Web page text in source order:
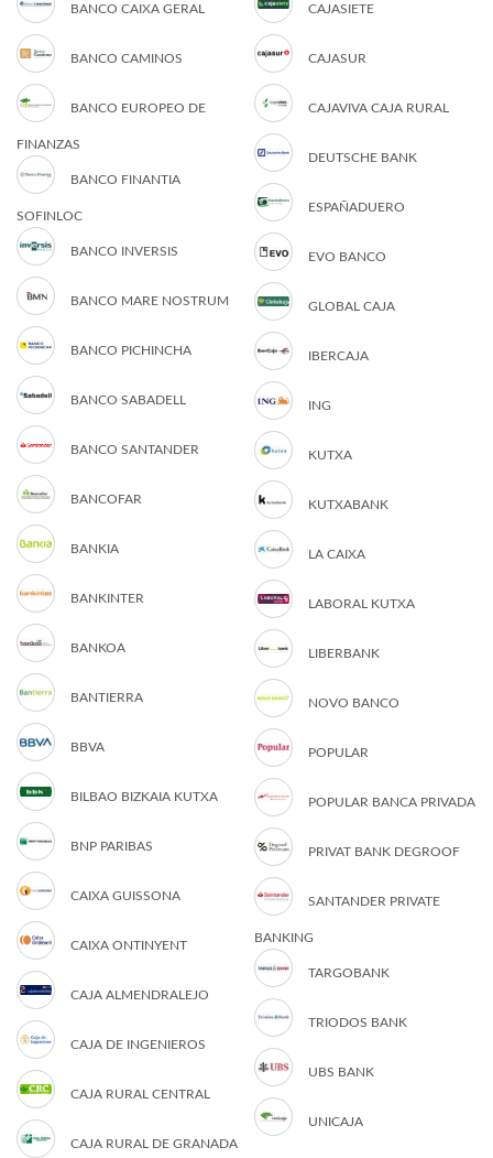
BANCO CAIXA GERAL
BANCO CAMINOS
BANCO EUROPEO DE
FINANZAS
BANCO FINANTIA
SOFINLOC
BANCO INVERSIS
BANCO MARE NOSTRUM
BANCO PICHINCHA
BANCO SABADELL
BANCO SANTANDER
BANCOFAR
BANKIA
BANKINTER
BANKOA
BANTIERRA
BBVA
BILBAO BIZKAIA KUTXA
BNP PARIBAS
CAIXA GUISSONA
CAIXA ONTINYENT
CAJA ALMENDRALEJO
CAJA DE INGENIEROS
CAJA RURAL CENTRAL
CAJA RURAL DE GRANADA
CAJASIETE
CAJASUR
CAJAVIVA CAJA RURAL
DEUTSCHE BANK
ESPAÑADUERO
EVO BANCO
GLOBAL CAJA
IBERCAJA
ING
KUTXA
KUTXABANK
LA CAIXA
LABORAL KUTXA
LIBERBANK
NOVO BANCO
POPULAR
POPULAR BANCA PRIVADA
PRIVAT BANK DEGROOF
SANTANDER PRIVATE
BANKING
TARGOBANK
TRIODOS BANK
UBS BANK
UNICAJA